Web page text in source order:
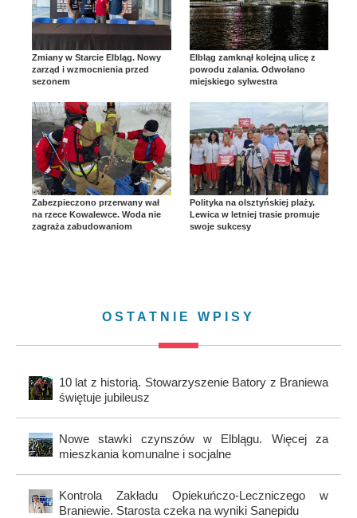
Zmiany w Starcie Elbląg. Nowy
zarząd i wzmocnienia przed
sezonem
Elbląg zamknął kolejną ulicę z
powodu zalania. Odwołano
miejskiego sylwestra
Zabezpieczono przerwany wał
na rzece Kowalewce. Woda nie
zagraża zabudowaniom
Polityka na olsztyńskiej plaży.
Lewica w letniej trasie promuje
swoje sukcesy
OSTATNIE WPISY
10 lat z historią. Stowarzyszenie Batory z Braniewa
świętuje jubileusz
Nowe stawki czynszów w Elblągu. Więcej za
mieszkania komunalne i socjalne
Kontrola Zakładu Opiekuńczo-Leczniczego w
Braniewie. Starosta czeka na wyniki Sanepidu